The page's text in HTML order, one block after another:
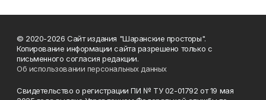
© 2020-2026 Сайт издания "Шаранские просторы".
Копирование информации сайта разрешено только с
письменного согласия редакции.
Об использовании персональных данных
Свидетельство о регистрации ПИ № ТУ 02-01792 от 19 мая